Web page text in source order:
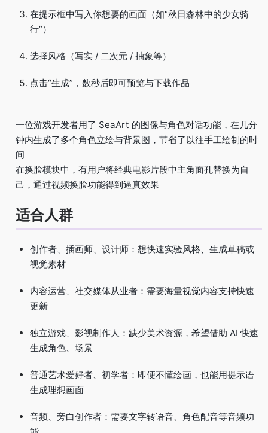
在提示框中写入你想要的画面（如“秋日森林中的少女骑
行”）
选择风格（写实 / 二次元 / 抽象等）
点击“生成”，数秒后即可预览与下载作品
一位游戏开发者用了 SeaArt 的图像与角色对话功能，在几分
钟内生成了多个角色立绘与背景图，节省了以往手工绘制的时
间
在换脸模块中，有用户将经典电影片段中主角面孔替换为自
己，通过视频换脸功能得到逼真效果
适合人群
创作者、插画师、设计师：想快速实验风格、生成草稿或
视觉素材
内容运营、社交媒体从业者：需要海量视觉内容支持快速
更新
独立游戏、影视制作人：缺少美术资源，希望借助 AI 快速
生成角色、场景
普通艺术爱好者、初学者：即便不懂绘画，也能用提示语
生成理想画面
音频、旁白创作者：需要文字转语音、角色配音等音频功